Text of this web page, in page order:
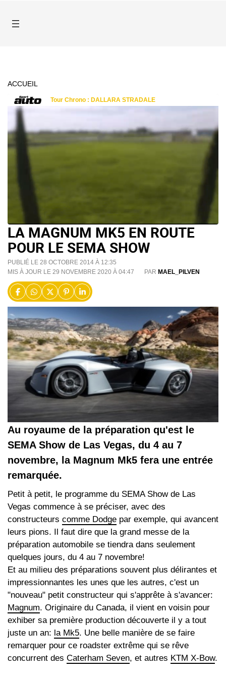
ACCUEIL
LA MAGNUM MK5 EN ROUTE
POUR LE SEMA SHOW
PUBLIÉ LE 28 OCTOBRE 2014 À 12:35
MIS À JOUR LE 29 NOVEMBRE 2020 À 04:47
PAR MAEL_PILVEN
Au royaume de la préparation qu'est le
SEMA Show de Las Vegas, du 4 au 7
novembre, la Magnum Mk5 fera une entrée
remarquée.
Petit à petit, le programme du SEMA Show de Las
Vegas commence à se préciser, avec des
constructeurs comme Dodge par exemple, qui avancent
leurs pions. Il faut dire que la grand messe de la
préparation automobile se tiendra dans seulement
quelques jours, du 4 au 7 novembre!
Et au milieu des préparations souvent plus délirantes et
impressionnantes les unes que les autres, c'est un
"nouveau" petit constructeur qui s'apprête à s'avancer:
Magnum. Originaire du Canada, il vient en voisin pour
exhiber sa première production découverte il y a tout
juste un an: la Mk5. Une belle manière de se faire
remarquer pour ce roadster extrême qui se rêve
concurrent des Caterham Seven, et autres KTM X-Bow.